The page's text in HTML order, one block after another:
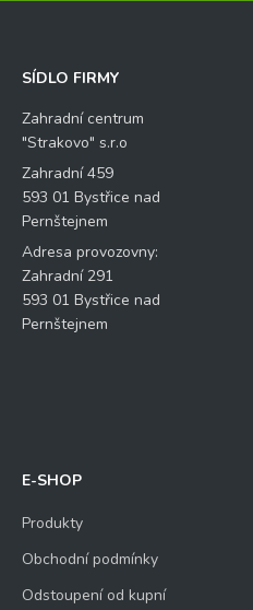
SÍDLO FIRMY
Zahradní centrum
"Strakovo" s.r.o
Zahradní 459
593 01 Bystřice nad
Pernštejnem
Adresa provozovny:
Zahradní 291
593 01 Bystřice nad
Pernštejnem
E-SHOP
Produkty
Obchodní podmínky
Odstoupení od kupní